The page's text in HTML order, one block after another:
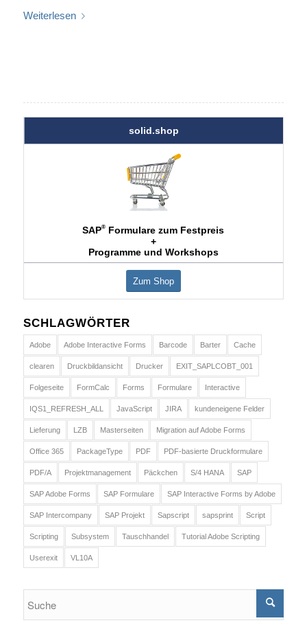
Weiterlesen
solid.shop
SAP® Formulare zum Festpreis
+
Programme und Workshops
Zum Shop
SCHLAGWÖRTER
Adobe Adobe Interactive Forms Barcode Barter Cache
clearen Druckbildansicht Drucker EXIT_SAPLCOBT_001
Folgeseite FormCalc Forms Formulare Interactive
IQS1_REFRESH_ALL JavaScript JIRA kundeneigene Felder
Lieferung LZB Masterseiten Migration auf Adobe Forms
Office 365 PackageType PDF PDF-basierte Druckformulare
PDF/A Projektmanagement Päckchen S/4 HANA SAP
SAP Adobe Forms SAP Formulare SAP Interactive Forms by Adobe
SAP Intercompany SAP Projekt Sapscript sapsprint Script
Scripting Subsystem Tauschhandel Tutorial Adobe Scripting
Userexit VL10A